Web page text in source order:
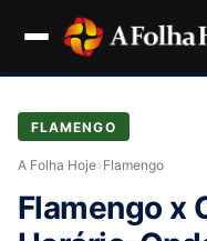
FLAMENGO
A Folha Hoje› Flamengo
Flamengo x